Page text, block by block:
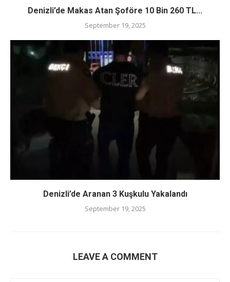
Denizli’de Makas Atan Şoföre 10 Bin 260 TL...
September 19, 2025
Denizli’de Aranan 3 Kuşkulu Yakalandı
September 19, 2025
LEAVE A COMMENT